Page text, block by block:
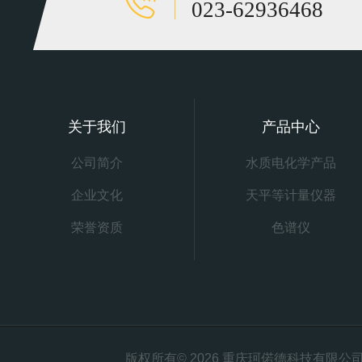
023-62936468
关于我们
公司简介
企业文化
荣誉资质
产品中心
水质电化学产品
天平等计量仪器
色谱仪
版权所有© 2026 重庆珂偌德科技有限